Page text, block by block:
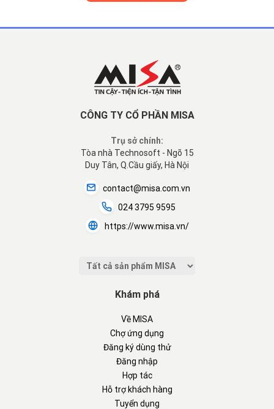
CÔNG TY CỔ PHẦN MISA
Trụ sở chính:
Tòa nhà Technosoft - Ngõ 15
Duy Tân, Q.Cầu giấy, Hà Nội
contact@misa.com.vn
024 3795 9595
https://www.misa.vn/
Khám phá
Về MISA
Chợ ứng dụng
Đăng ký dùng thử
Đăng nhập
Hợp tác
Hỗ trợ khách hàng
Tuyển dụng